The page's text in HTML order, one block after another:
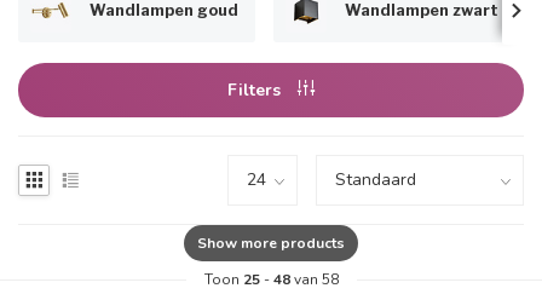
Wandlampen goud Wandlampen zwart
Filters
Show more products
Toon 25-48van 58